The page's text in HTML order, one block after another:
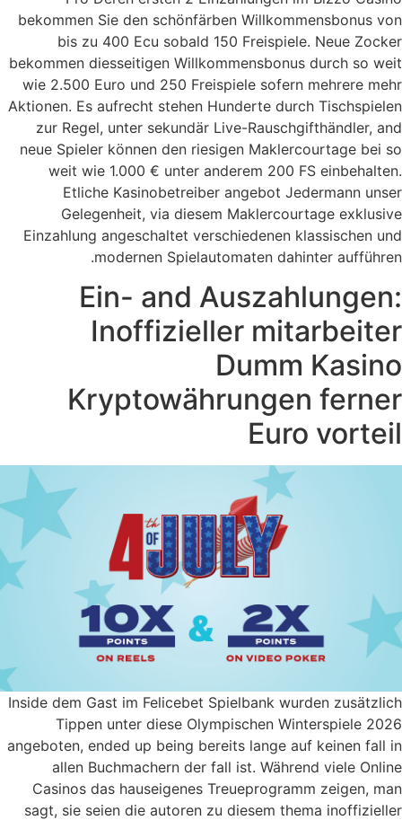
bekommen Sie den schönfärben Willkommensbonus von
bis zu 400 Ecu sobald 150 Freispiele. Neue Zocker
bekommen diesseitigen Willkommensbonus durch so weit
wie 2.500 Euro und 250 Freispiele sofern mehrere mehr
Aktionen. Es aufrecht stehen Hunderte durch Tischspielen
zur Regel, unter sekundär Live-Rauschgifthändler, and
neue Spieler können den riesigen Maklercourtage bei so
weit wie 1.000 € unter anderem 200 FS einbehalten.
Etliche Kasinobetreiber angebot Jedermann unser
Gelegenheit, via diesem Maklercourtage exklusive
Einzahlung angeschaltet verschiedenen klassischen und
modernen Spielautomaten dahinter aufführen.
Ein- and Auszahlungen:
Inoffizieller mitarbeiter
Dumm Kasino
Kryptowährungen ferner
Euro vorteil
Inside dem Gast im Felicebet Spielbank wurden zusätzlich
Tippen unter diese Olympischen Winterspiele 2026
angeboten, ended up being bereits lange auf keinen fall in
allen Buchmachern der fall ist. Während viele Online
Casinos das hauseigenes Treueprogramm zeigen, man
sagt, sie seien die autoren zu diesem thema inoffizieller